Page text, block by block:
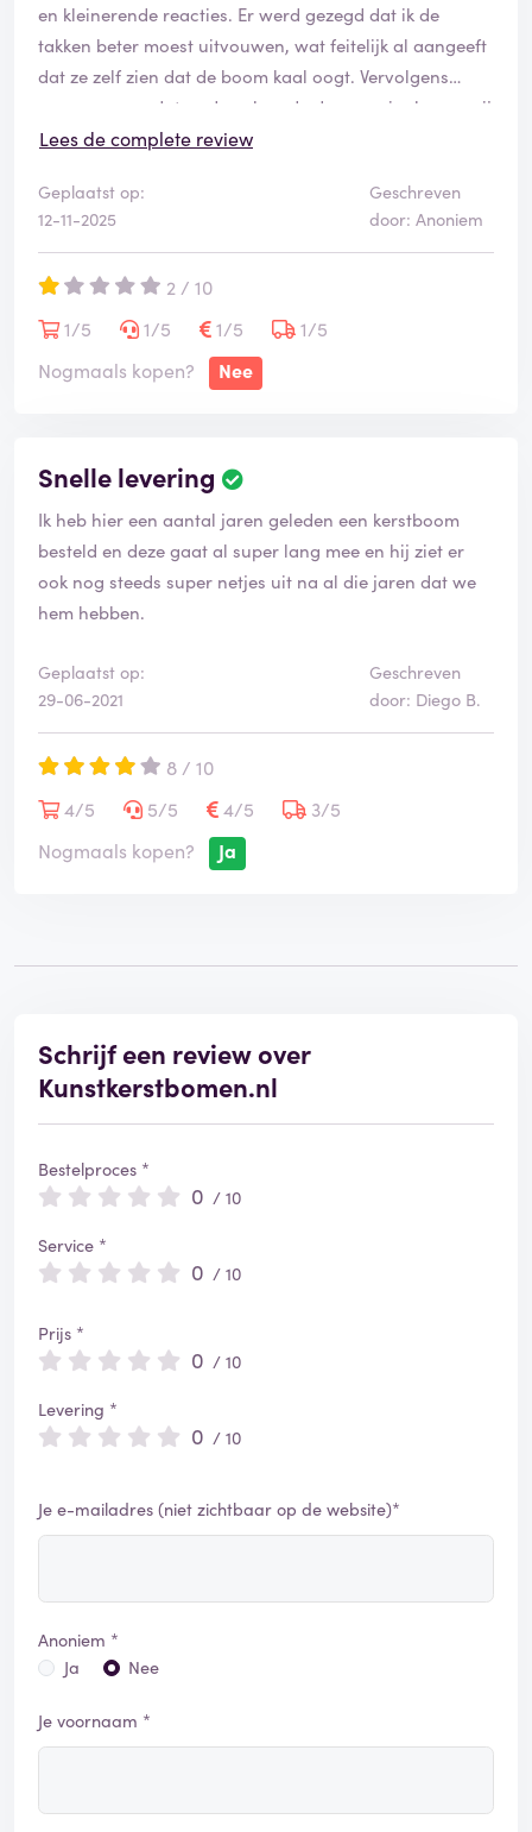
en kleinerende reacties. Er werd gezegd dat ik de
takken beter moest uitvouwen, wat feitelijk al aangeeft
dat ze zelf zien dat de boom kaal oogt. Vervolgens
gaven ze aan dat ze de volgende dag speciaal voor mij
dezelfde boom zouden opzetten en daar foto’s van
hun showroom te komen — niet van een nieuw
opgezette boom zoals beloofd. Dat is misleidend.
Sindsdien word ik genegeerd en is er geen enkele
oplossing geboden. Het bedrijf verschuilt zich achter
hun retourbeleid, terwijl volgens artikel 7:17 van het
Burgerlijk Wetboek een product de eigenschappen
geval.
De communicatie is afstandelijk, manipulerend en
totaal niet professioneel. Een groot bedrijf als dit zou
zijn klanten serieus moeten nemen en eerlijk met
Ik raad anderen aan goed te kijken naar bestaande
Lees de complete review
Geplaatst op:
12-11-2025
Geschreven
door: Anoniem
2 / 10
1/5
1/5 1/5
1/5
Nogmaals kopen?
Nee
Snelle levering
Ik heb hier een aantal jaren geleden een kerstboom
besteld en deze gaat al super lang mee en hij ziet er
ook nog steeds super netjes uit na al die jaren dat we
hem hebben.
Geplaatst op:
29-06-2021
Geschreven
door: Diego B.
8 / 10
4/5
5/5 4/5
3/5
Nogmaals kopen?
Ja
Schrijf een review over
Kunstkerstbomen.nl
Bestelproces *
0 / 10
Service *
0 / 10
Prijs *
0 / 10
Levering *
0 / 10
Je e-mailadres (niet zichtbaar op de website)*
Anoniem *
Ja
Nee
Je voornaam *